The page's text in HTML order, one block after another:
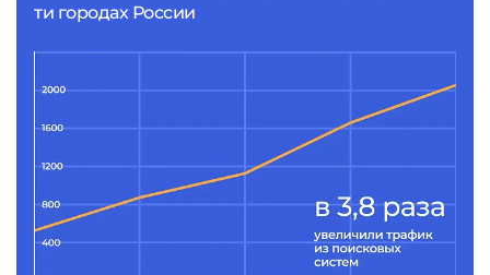
ти городах России